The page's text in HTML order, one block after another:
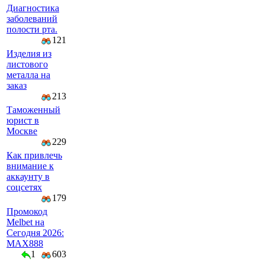
Диагностика
заболеваний
полости рта.
121
Изделия из
листового
металла на
заказ
213
Таможенный
юрист в
Москве
229
Как привлечь
внимание к
аккаунту в
соцсетях
179
Промокод
Melbet на
Сегодня 2026:
MAX888
1
603